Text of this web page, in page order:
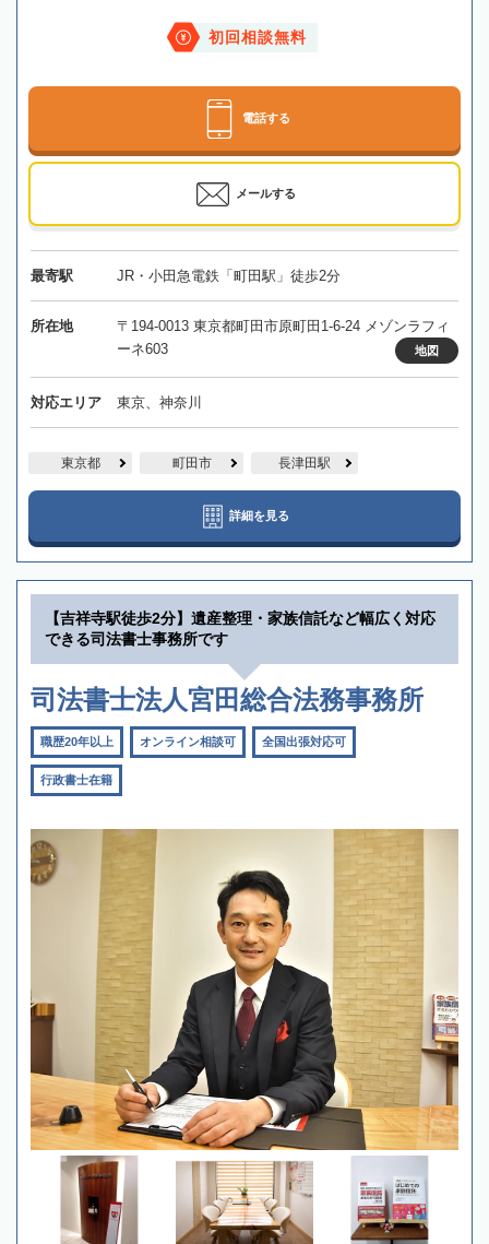
初回相談無料
電話する
メールする
最寄駅 JR・小田急電鉄「町田駅」徒歩2分
所在地
〒194-0013 東京都町田市原町田1-6-24 メゾンラフィ
ーネ603
地図
対応エリア 東京、神奈川
東京都 町田市 長津田駅
詳細を見る
【吉祥寺駅徒歩2分】遺産整理・家族信託など幅広く対応
できる司法書士事務所です
司法書士法人宮田総合法務事務所
職歴20年以上 オンライン相談可 全国出張対応可
行政書士在籍